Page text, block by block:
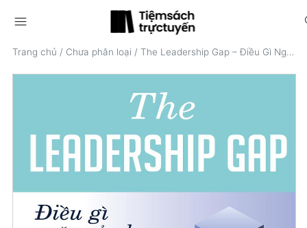
menu
Trang chủ / Chưa phân loại / The Leadership Gap – Điều Gì Ngăn Cản Bạn Trở Nên Vĩ Đại?